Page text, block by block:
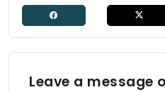
Leave a message